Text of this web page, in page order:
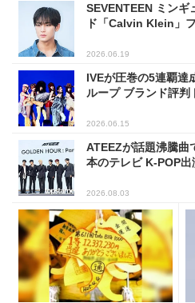
SEVENTEEN ミンギ
ド「Calvin Klein」
2026.06.19
IVEが圧巻の5連覇達
ループ ブランド評判
2026.06.15
ATEEZが話題沸騰曲
本のテレビ K-POP出
2026.08.03